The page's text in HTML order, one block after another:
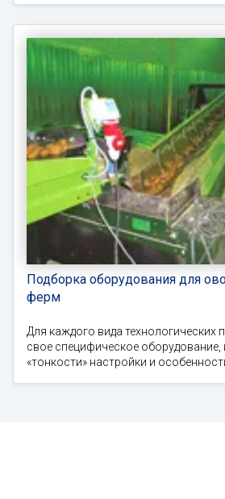
Подборка оборудования для
ферм
Для каждого вида технологических
свое специфическое
«тонкости» настройки и